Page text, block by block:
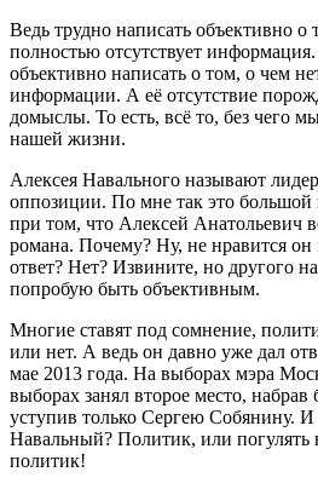
Ведь трудно написать объективно о
полностью отсутствует
объективно написать о том, о чем
информации. А её отсутствие
домыслы. То есть, всё то, без чего
нашей жизни.
Алексея Навального называют
оппозиции. По мне так это
при том, что Алексей Анатольевич
романа. Почему? Ну, не нравится он
ответ? Нет? Извините, но другого
попробую быть объективным.
Многие ставят под сомнение,
или нет. А ведь он давно уже дал
мае 2013 года. На выборах мэра
выборах занял второе место, набрав
уступив только Сергею Собянину. И
Навальный? Политик, или
политик!